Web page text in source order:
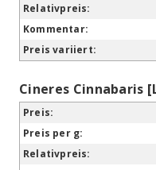
Cineres Cinnabaris